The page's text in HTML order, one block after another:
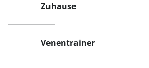
Zuhause
Venentrainer